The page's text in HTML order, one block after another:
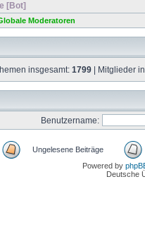
[Bot]
Moderatoren
insgesamt: 1799 | Mitglieder
Benutzername:
Ungelesene Beiträge
Powered by
Deutsche